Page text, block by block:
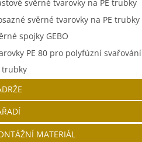
svěrné tvarovky na PE trubky
svěrné tvarovky na PE trubky
spojky GEBO
PE 80 pro polyfúzní svařování
trubky
MATERIÁL